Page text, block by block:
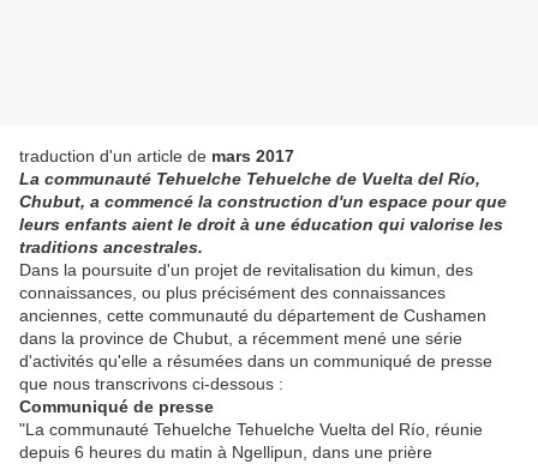
traduction d'un article de mars 2017
La communauté Tehuelche Tehuelche de Vuelta del Río,
Chubut, a commencé la construction d'un espace pour que
leurs enfants aient le droit à une éducation qui valorise les
traditions ancestrales.
Dans la poursuite d'un projet de revitalisation du kimun, des
connaissances, ou plus précisément des connaissances
anciennes, cette communauté du département de Cushamen
dans la province de Chubut, a récemment mené une série
d'activités qu'elle a résumées dans un communiqué de presse
que nous transcrivons ci-dessous :
Communiqué de presse
"La communauté Tehuelche Tehuelche Vuelta del Río, réunie
depuis 6 heures du matin à Ngellipun, dans une prière